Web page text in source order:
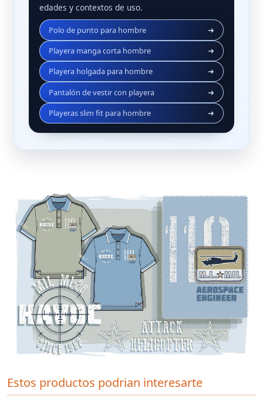
edades y contextos de uso.
Polo de punto para hombre
➜
Playera manga corta hombre
➜
Playera holgada para hombre
➜
Pantalón de vestir con playera
➜
Playeras slim fit para hombre
➜
Estos productos podrian interesarte